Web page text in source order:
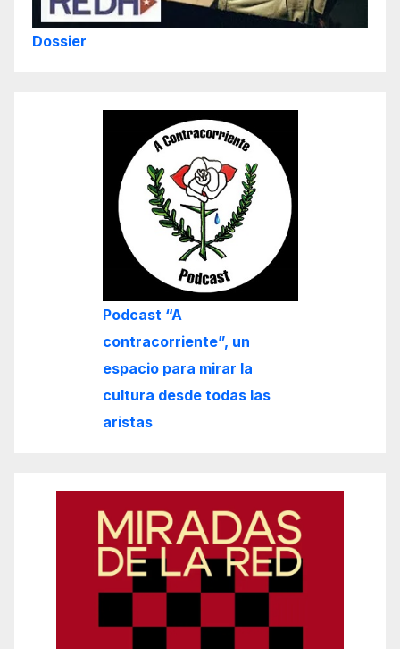
Dossier
Podcast “A
contracorriente”, un
espacio para mirar la
cultura desde todas las
aristas